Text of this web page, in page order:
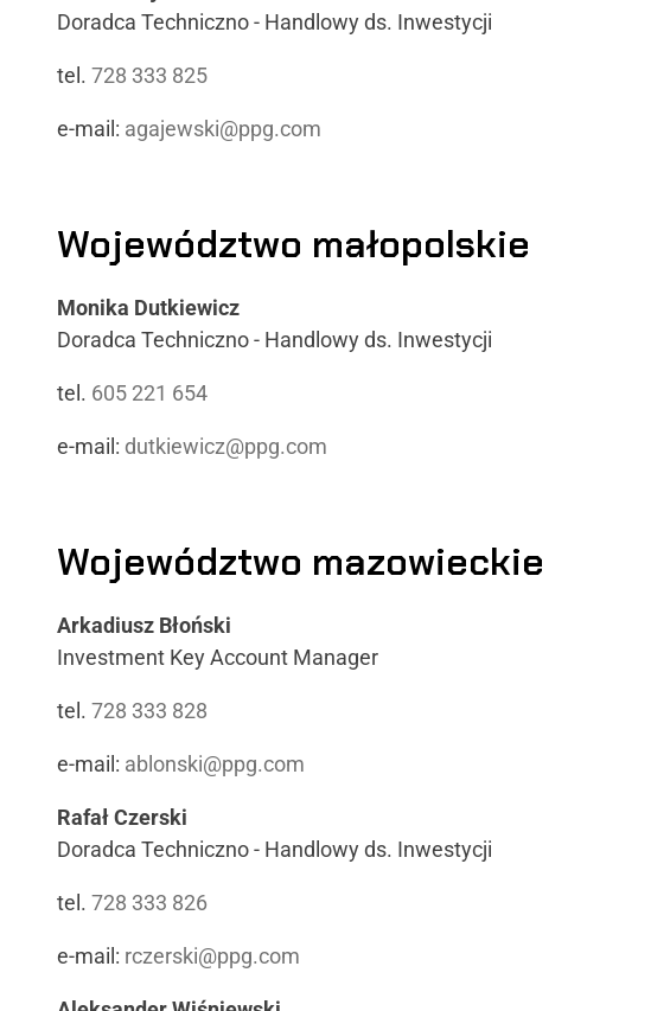
Doradca Techniczno - Handlowy ds. Inwestycji
tel. 728 333 825
e-mail: agajewski@ppg.com
Województwo małopolskie
Monika Dutkiewicz
Doradca Techniczno - Handlowy ds. Inwestycji
tel. 605 221 654
e-mail: dutkiewicz@ppg.com
Województwo mazowieckie
Arkadiusz Błoński
Investment Key Account Manager
tel. 728 333 828
e-mail: ablonski@ppg.com
Rafał Czerski
Doradca Techniczno - Handlowy ds. Inwestycji
tel. 728 333 826
e-mail: rczerski@ppg.com